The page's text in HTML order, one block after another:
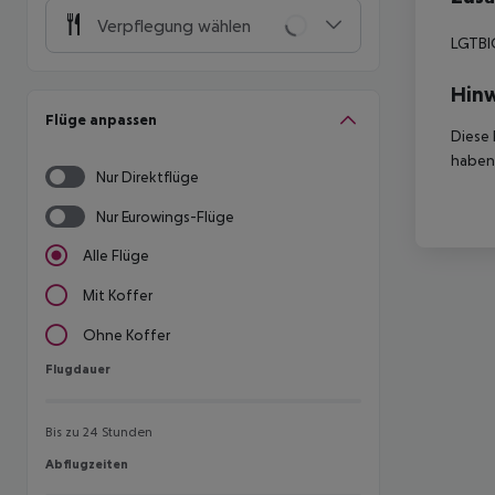
Verpflegung wählen
Flüge anpassen
Nur Direktflüge
Nur Eurowings-Flüge
Alle Flüge
Mit Koffer
Ohne Koffer
Flugdauer
Flugdauer
Bis zu 24 Stunden
Abflugzeiten
Abflugzeiten
Diese